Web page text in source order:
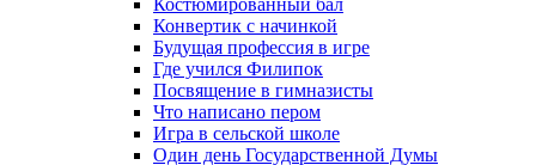
Костюмированный бал
Конвертик с начинкой
Будущая профессия в игре
Где учился Филипок
Посвящение в гимназисты
Что написано пером
Игра в сельской школе
Один день Государственной Думы